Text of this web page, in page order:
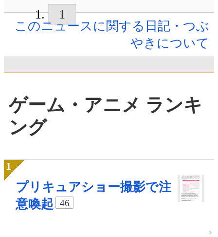
1
このニュースに関する日記・つぶ
やきについて
ゲーム・アニメ ランキ
ング
プリキュアショー撮影で注
意喚起
46